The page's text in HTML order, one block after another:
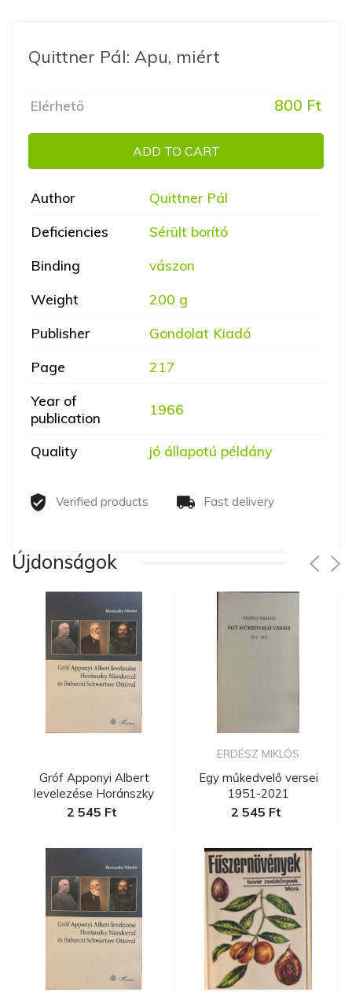
Quittner Pál: Apu, miért
Elérhető 800 Ft
ADD TO CART
Author
Quittner Pál
Deficiencies
Sérült borító
Binding
vászon
Weight
200 g
Publisher
Gondolat Kiadó
Page
217
Year of
publication
1966
Quality jó állapotú példány
Verified products Fast delivery
Újdonságok
Gróf Apponyi Albert
levelezése Horánszky
Nándorra...
2 545 Ft
ERDÉSZ MIKLÓS
Egy műkedvelő versei
1951-2021
2 545 Ft